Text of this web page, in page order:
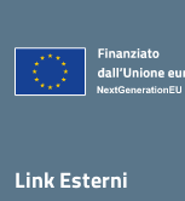
Link Esterni